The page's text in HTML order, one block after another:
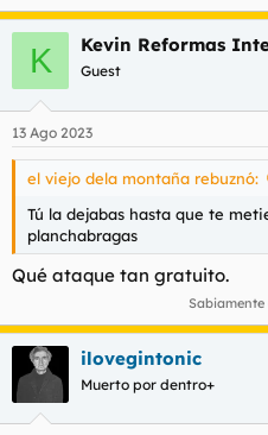
Para tener 51 palos la dejaba
K Kevin Reformas
Guest
13 Ago 2023
el viejo dela montaña rebuznó:
Tú la dejabas hasta que te
planchabragas
Qué ataque tan gratuito.
ilovegintonic
Muerto por dentro+